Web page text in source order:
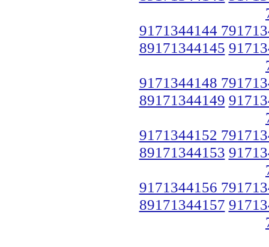
9171344144
89171344145
9171344148
89171344149
9171344152
89171344153
9171344156
89171344157